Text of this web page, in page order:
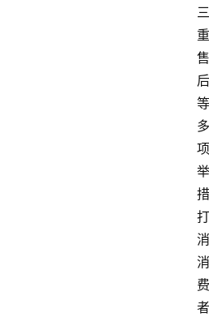
三
重
售
后
等
多
项
举
措
打
消
消
费
者